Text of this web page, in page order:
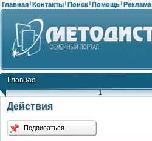
Главная | Контакты | Поиск | Помощь | Реклама
Главная
1
Действия
Подписаться